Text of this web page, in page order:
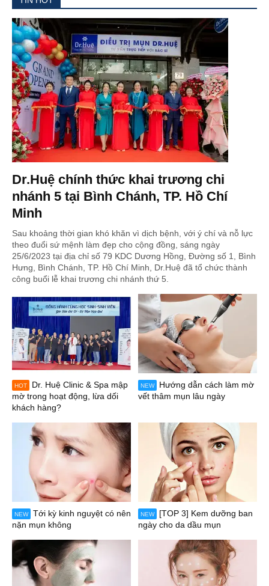
Dr.Huệ chính thức khai trương chi
nhánh 5 tại Bình Chánh, TP. Hồ Chí
Minh
Sau khoảng thời gian khó khăn vì dịch bệnh, với ý chí và nỗ lực
theo đuổi sứ mệnh làm đẹp cho cộng đồng, sáng ngày
25/6/2023 tại địa chỉ số 79 KDC Dương Hồng, Đường số 1, Bình
Hưng, Bình Chánh, TP. Hồ Chí Minh, Dr.Huệ đã tổ chức thành
công buổi lễ khai trương chi nhánh thứ 5.
HOT
Dr. Huệ Clinic & Spa mập
mờ trong hoạt động, lừa dối
khách hàng?
NEW
Hướng dẫn cách làm mờ
vết thâm mụn lâu ngày
NEW
Tới kỳ kinh nguyệt có nên
nặn mụn không
NEW
[TOP 3] Kem dưỡng ban
ngày cho da dầu mụn